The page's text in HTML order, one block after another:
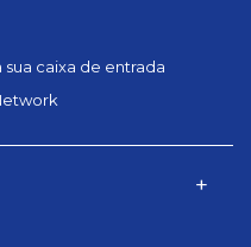
caixa de entrada